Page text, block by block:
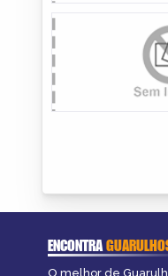
ENCONTRA
O melhor de